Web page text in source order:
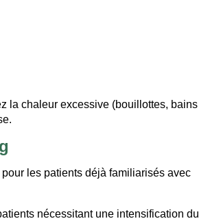
la chaleur excessive (bouillottes, bains
les patients déjà familiarisés avec
nécessitant une intensification du